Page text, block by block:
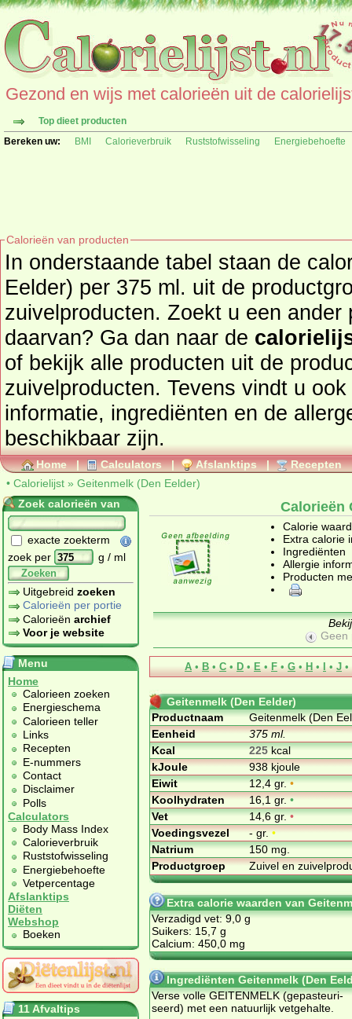
Gezond en wijs met calorieën uit de
Top dieet producten
Bereken uw:
BMI Calorieverbruik Ruststofwisseling Energiebehoefte
Calorieën van producten
In onderstaande tabel staan de
Eelder) per 375 ml. uit de
zuivelproducten. Zoekt u een ander product en de calorieën
daarvan? Ga dan naar de
of bekijk alle producten uit de
zuivelproducten. Tevens vindt u ook de uitgebreide calorie
informatie, ingrediënten en de
beschikbaar zijn.
Home | Calculators | Afslanktips | Recepten
• Calorielijst » Geitenmelk (Den Eelder)
Zoek calorieën van
exacte zoekterm
zoek per
g / ml
Zoeken
Uitgebreid zoeken
Calorieën per portie
Calorieën archief
Voor je website
Menu
Home
Calorieen zoeken
Energieschema
Calorieen teller
Links
Recepten
E-nummers
Contact
Disclaimer
Polls
Calculators
Body Mass Index
Calorieverbruik
Ruststofwisseling
Energiebehoefte
Vetpercentage
Afslanktips
Diëten
Webshop
Boeken
11 Afvaltips
Calorieën
Calorie
Extra calorie
Ingrediënten
Allergie
Producten
Geen
A • B • C • D • E • F • G • H • I • J •
Geitenmelk (Den Eelder)
Productnaam
Geitenmelk (Den
Eenheid
375 ml.
Kcal
225kcal
kJoule
938 kjoule
Eiwit
12,4 gr.•
Koolhydraten
16,1 gr.•
Vet
14,6 gr.•
Voedingsvezel
- gr.•
Natrium
150 mg.
Productgroep
Zuivel en
Extra calorie waarden van
Verzadigd vet: 9,0 g
Suikers: 15,7 g
Calcium: 450,0 mg
Ingrediënten Geitenmelk (Den
Ver­se vol­le GEI­TEN­MELK (ge­pas­teu­ri­
seerd) met een natuurlijk vetgehalte.